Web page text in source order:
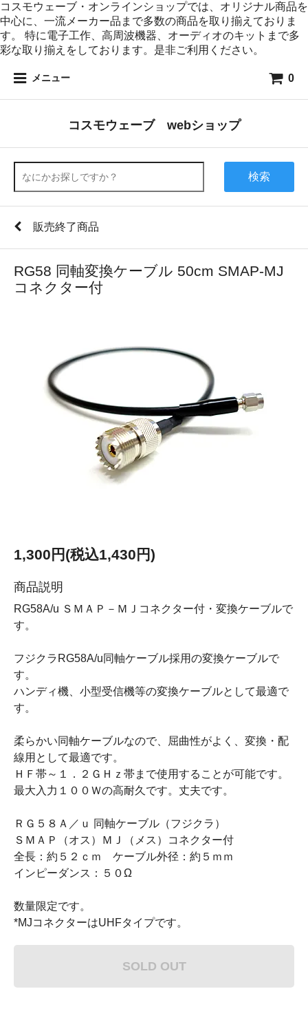
コスモウェーブ・オンラインショップでは、オリジナル商品を
中心に、一流メーカー品まで多数の商品を取り揃えておりま
す。 特に電子工作、高周波機器、オーディオのキットまで多
彩な取り揃えをしております。是非ご利用ください。
メニュー 0
コスモウェーブ webショップ
検索
販売終了商品
RG58 同軸変換ケーブル 50cm SMAP-MJ
コネクター付
1,300円(税込1,430円)
商品説明
RG58A/u ＳＭＡＰ－ＭＪコネクター付・変換ケーブルで
す。
フジクラRG58A/u同軸ケーブル採用の変換ケーブルで
す。
ハンディ機、小型受信機等の変換ケーブルとして最適で
す。
柔らかい同軸ケーブルなので、屈曲性がよく、変換・配
線用として最適です。
ＨＦ帯～１．２ＧＨｚ帯まで使用することが可能です。
最大入力１００Ｗの高耐久です。丈夫です。
ＲＧ５８Ａ／ｕ 同軸ケーブル（フジクラ）
ＳＭＡＰ（オス）ＭＪ（メス）コネクター付
全長：約５２ｃｍ ケーブル外径：約５ｍｍ
インピーダンス：５０Ω
数量限定です。
*MJコネクターはUHFタイプです。
SOLD OUT